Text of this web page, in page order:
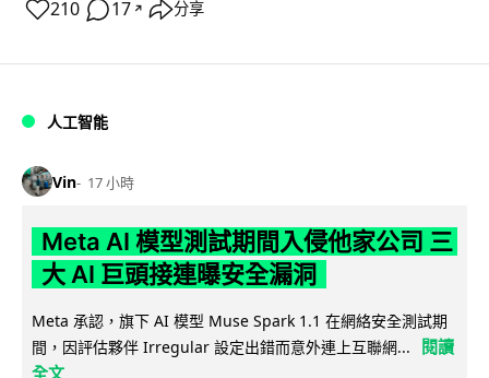
210 17 ↗ 分享
人工智能
Vin 17 小時
Meta AI 模型測試期間入侵他家公司 三
大 AI 巨頭接連曝安全漏洞
Meta 承認，旗下 AI 模型 Muse Spark 1.1 在網絡安全測試期
間，因評估夥伴 Irregular 設定出錯而意外連上互聯網...
閱讀
全文